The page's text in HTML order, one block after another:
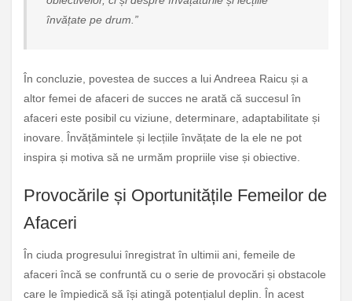
învățate pe drum.”
În concluzie, povestea de succes a lui Andreea Raicu și a
altor femei de afaceri de succes ne arată că succesul în
afaceri este posibil cu viziune, determinare, adaptabilitate și
inovare. Învățămintele și lecțiile învățate de la ele ne pot
inspira și motiva să ne urmăm propriile vise și obiective.
Provocările și Oportunitățile Femeilor de
Afaceri
În ciuda progresului înregistrat în ultimii ani, femeile de
afaceri încă se confruntă cu o serie de provocări și obstacole
care le împiedică să își atingă potențialul deplin. În acest